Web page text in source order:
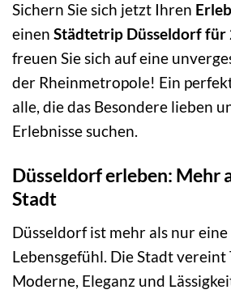
Sichern Sie sich jetzt Ihren
einen Städtetrip Düsseldorf für
freuen Sie sich auf eine
der Rheinmetropole! Ein
alle, die das Besondere lieben
Erlebnisse suchen.
Düsseldorf erleben: Mehr
Stadt
Düsseldorf ist mehr als nur eine
Lebensgefühl. Die Stadt
Moderne, Eleganz und